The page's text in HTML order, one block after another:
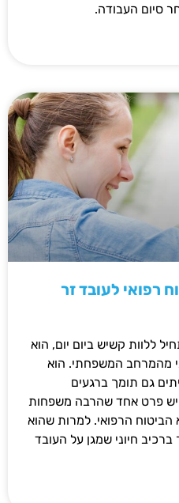
סיום העבודה.
רפואי לעובד זר
ללוות קשיש ביום יום, הוא
מהמרחב המשפחתי. הוא
גם תומך ברגעים
יש פרט אחד שהרבה משפחות
הביטוח הרפואי. למרות שהוא
חיוני שמגן על העובד